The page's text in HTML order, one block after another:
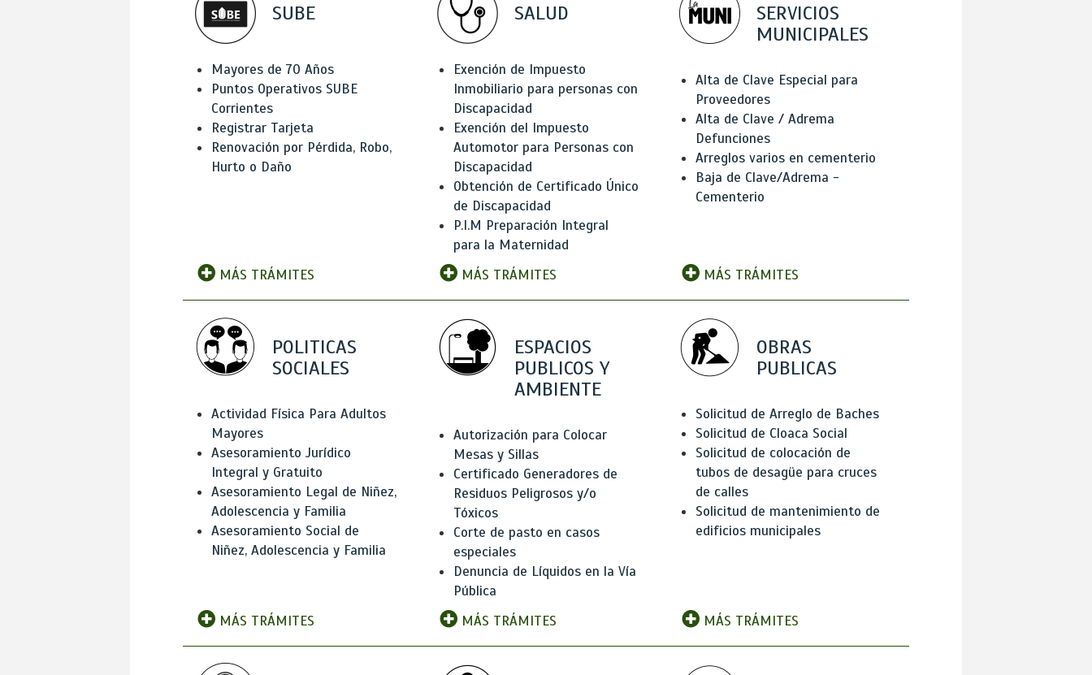
SUBE
Mayores de 70 Años
Puntos Operativos SUBE
Corrientes
Registrar Tarjeta
Renovación por Pérdida, Robo,
Hurto o Daño
MÁS TRÁMITES
SALUD
Exención de Impuesto
Inmobiliario para personas con
Discapacidad
Exención del Impuesto
Automotor para Personas con
Discapacidad
Obtención de Certificado Único
de Discapacidad
P.I.M Preparación Integral
para la Maternidad
MÁS TRÁMITES
SERVICIOS
MUNICIPALES
Alta de Clave Especial para
Proveedores
Alta de Clave / Adrema
Defunciones
Arreglos varios en cementerio
Baja de Clave/Adrema -
Cementerio
MÁS TRÁMITES
POLITICAS
SOCIALES
Actividad Física Para Adultos
Mayores
Asesoramiento Jurídico
Integral y Gratuito
Asesoramiento Legal de Niñez,
Adolescencia y Familia
Asesoramiento Social de
Niñez, Adolescencia y Familia
MÁS TRÁMITES
ESPACIOS
PUBLICOS Y
AMBIENTE
Autorización para Colocar
Mesas y Sillas
Certificado Generadores de
Residuos Peligrosos y/o
Tóxicos
Corte de pasto en casos
especiales
Denuncia de Líquidos en la Vía
Pública
MÁS TRÁMITES
OBRAS
PUBLICAS
Solicitud de Arreglo de Baches
Solicitud de Cloaca Social
Solicitud de colocación de
tubos de desagüe para cruces
de calles
Solicitud de mantenimiento de
edificios municipales
MÁS TRÁMITES